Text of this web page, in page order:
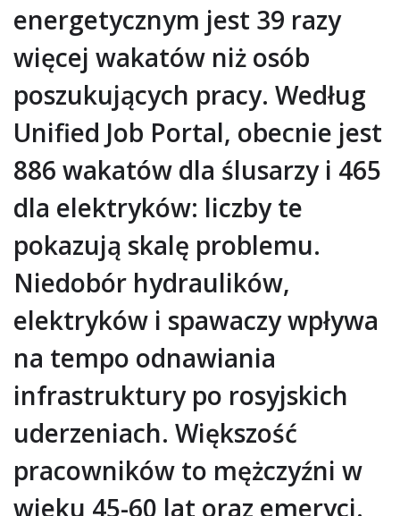
energetycznym jest 39 razy
więcej wakatów niż osób
poszukujących pracy. Według
Unified Job Portal, obecnie jest
886 wakatów dla ślusarzy i 465
dla elektryków: liczby te
pokazują skalę problemu.
Niedobór hydraulików,
elektryków i spawaczy wpływa
na tempo odnawiania
infrastruktury po rosyjskich
uderzeniach. Większość
pracowników to mężczyźni w
wieku 45-60 lat oraz emeryci.